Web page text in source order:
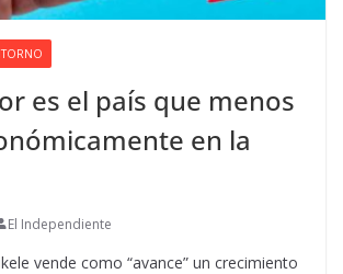
es el país que menos
en la
El Independiente
vende como “avance” un crecimiento